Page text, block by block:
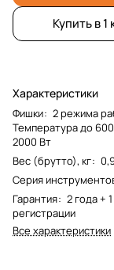
Купить в 1
Характеристики
Фишки: 2 режима
Температура до
2000 Вт
Вес (брутто), кг:
Серия
Гарантия: 2 года +
регистрации
Все характеристики